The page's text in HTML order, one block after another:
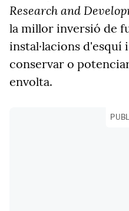
Research and
la millor inversió de
instal·lacions d'esquí
conservar o
envolta.